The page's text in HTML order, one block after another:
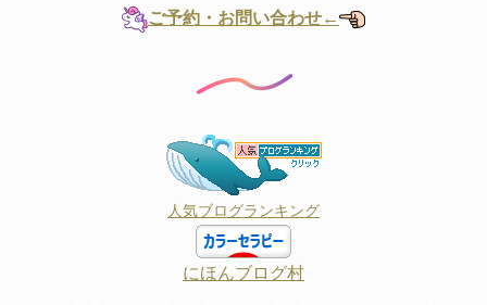
ご予約・お問い合わせ←
人気ブログランキング
にほんブログ村